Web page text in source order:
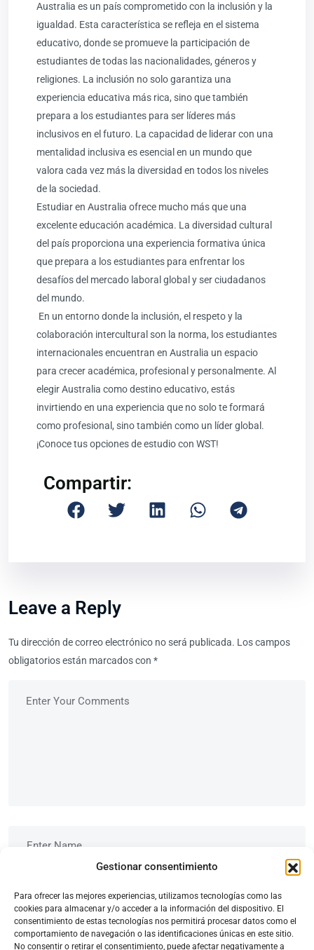
Gestionar consentimiento
Para ofrecer las mejores experiencias, utilizamos tecnologías como las
cookies para almacenar y/o acceder a la información del dispositivo. El
consentimiento de estas tecnologías nos permitirá procesar datos como el
comportamiento de navegación o las identificaciones únicas en este sitio.
No consentir o retirar el consentimiento, puede afectar negativamente a
Australia es un país comprometido con la inclusión y la
igualdad. Esta característica se refleja en el sistema
educativo, donde se promueve la participación de
estudiantes de todas las nacionalidades, géneros y
religiones. La inclusión no solo garantiza una
experiencia educativa más rica, sino que también
prepara a los estudiantes para ser líderes más
inclusivos en el futuro. La capacidad de liderar con una
mentalidad inclusiva es esencial en un mundo que
valora cada vez más la diversidad en todos los niveles
de la sociedad.
Estudiar en Australia ofrece mucho más que una
excelente educación académica. La diversidad cultural
del país proporciona una experiencia formativa única
que prepara a los estudiantes para enfrentar los
desafíos del mercado laboral global y ser ciudadanos
del mundo.
En un entorno donde la inclusión, el respeto y la
colaboración intercultural son la norma, los estudiantes
internacionales encuentran en Australia un espacio
para crecer académica, profesional y personalmente. Al
elegir Australia como destino educativo, estás
invirtiendo en una experiencia que no solo te formará
como profesional, sino también como un líder global.
¡Conoce tus opciones de estudio con WST!
Compartir:
Leave a Reply
Tu dirección de correo electrónico no será publicada. Los campos
obligatorios están marcados con *